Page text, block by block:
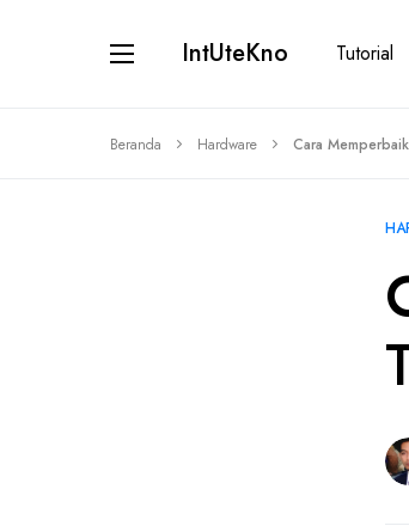
IntUteKno Tutorial
Beranda Hardware Cara